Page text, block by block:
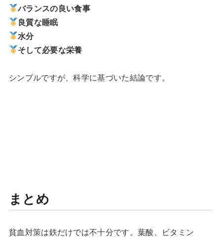
バランスの良い食事
良質な睡眠
水分
そして必要な栄養
シンプルですが、科学に基づいた結論です。
まとめ
貧血対策は鉄だけでは不十分です。葉酸、ビタミン